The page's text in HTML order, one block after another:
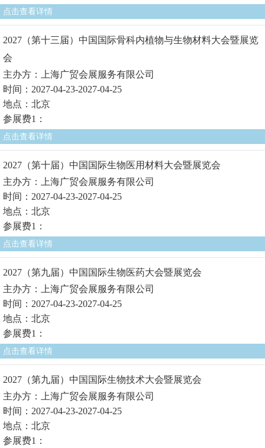
点击查看详情
2027（第十三届）中国国际骨科内植物与生物材料大会暨展览
会
主办方：上海广贸会展服务有限公司
时间：2027-04-23-2027-04-25
地点：北京
参展费1：
点击查看详情
2027（第十届）中国国际生物医用材料大会暨展览会
主办方：上海广贸会展服务有限公司
时间：2027-04-23-2027-04-25
地点：北京
参展费1：
点击查看详情
2027（第九届）中国国际生物医药大会暨展览会
主办方：上海广贸会展服务有限公司
时间：2027-04-23-2027-04-25
地点：北京
参展费1：
点击查看详情
2027（第九届）中国国际生物技术大会暨展览会
主办方：上海广贸会展服务有限公司
时间：2027-04-23-2027-04-25
地点：北京
参展费1：